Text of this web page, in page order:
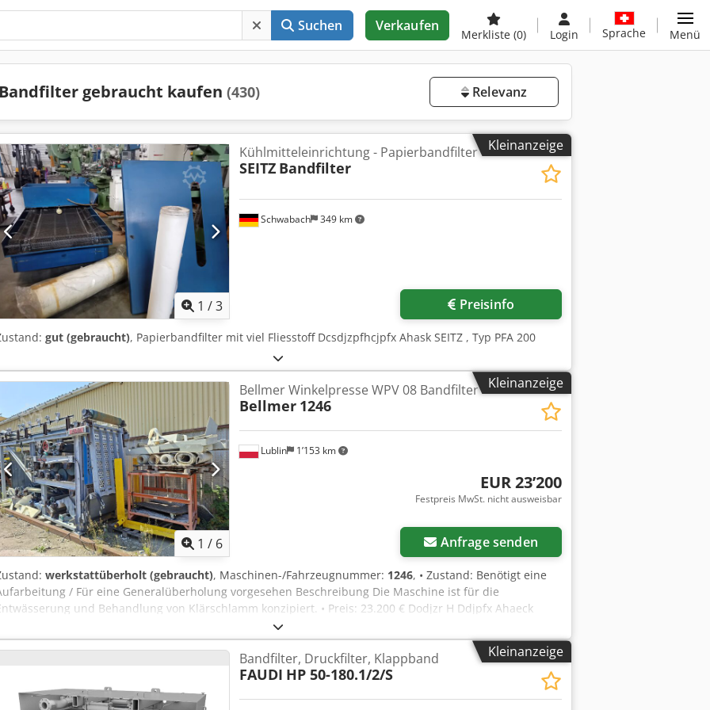
Suchen Verkaufen
Merkliste (0) Login Sprache Menü
Bandfilter gebraucht kaufen (430) Relevanz
Kleinanzeige
1 /3
Schwabach 349 km
Kühlmitteleinrichtung - Papierbandfilter
SEITZ Bandfilter
Preisinfo
gut (gebraucht), Papierbandfilter mit viel Fliesstoff Dcsdjzpfhcjpfx Ahask SEITZ , Typ PFA 200
Kleinanzeige
1 / 6
Lublin 1’153 km
Bellmer Winkelpresse WPV 08 Bandfilter
Bellmer 1246
EUR 23’200
Festpreis MwSt. nicht ausweisbar
Anfrage senden
werkstattüberholt (gebraucht), Maschinen-/Fahrzeugnummer: 1246, • Zustand: Benötigt eine
/ Für eine Generalüberholung vorgesehen Beschreibung Die Maschine ist für die
und Behandlung von Klärschlamm konzipiert. • Preis: 23.200 € Dodjzr H Ddjpfx Ahaeck
Hinweis: Mechanische Teile wurden aufbereitet, einschließlich einer neuen, gummiummantelten Walze.
gesamte Struktur ist verzinkt.
Kleinanzeige
Bandfilter, Druckfilter, Klappband
FAUDI HP 50-180.1/2/S